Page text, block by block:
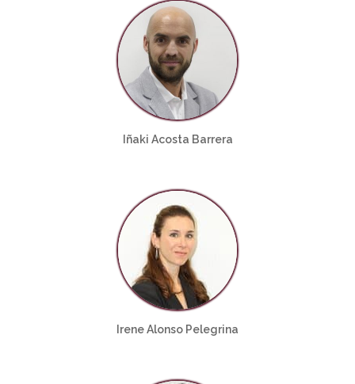
Iñaki Acosta Barrera
Irene Alonso Pelegrina